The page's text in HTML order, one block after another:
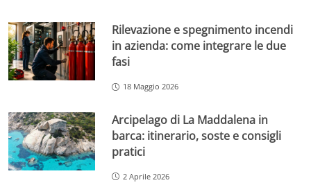
Rilevazione e spegnimento incendi
in azienda: come integrare le due
fasi
18 Maggio 2026
Arcipelago di La Maddalena in
barca: itinerario, soste e consigli
pratici
2 Aprile 2026